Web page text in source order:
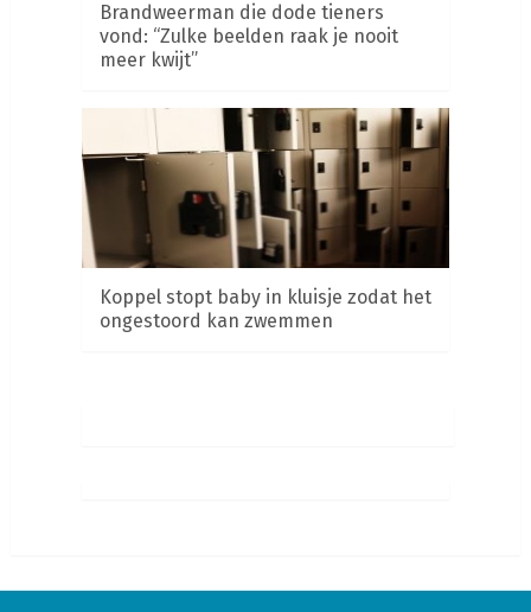
Brandweerman die dode tieners
vond: “Zulke beelden raak je nooit
meer kwijt”
Koppel stopt baby in kluisje zodat het
ongestoord kan zwemmen